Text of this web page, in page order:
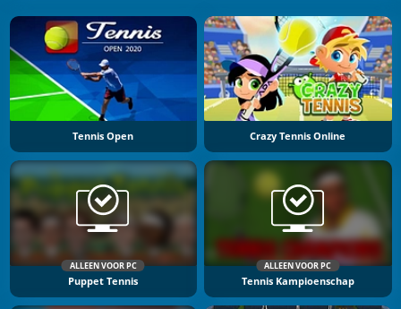
Tennis Open Crazy Tennis Online
ALLEEN VOOR PC
Puppet Tennis
ALLEEN VOOR PC
Tennis Kampioenschap